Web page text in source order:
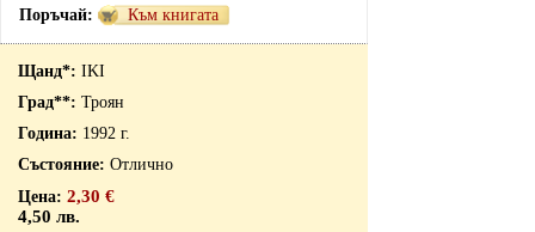
Към книгата
IKI
Троян
1992 г.
Отлично
2,30 €
4,50 лв.